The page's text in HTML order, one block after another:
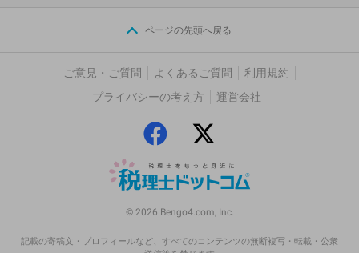
ページの先頭へ戻る
ご意見・ご質問 よくあるご質問
利用規約
プライバシーの考え方
運営会社
© 2026 Bengo4.com, Inc.
記載の寄稿文・プロフィールなど、すべてのコンテンツの無断複写・転載・公衆